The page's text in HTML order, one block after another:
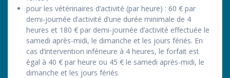
pour les vétérinaires d’activité (par heure) : 60 € par
demi-journée d’activité d’une durée minimale de 4
heures et 180 € par demi-journée d’activité effectuée le
samedi après-midi, le dimanche et les jours fériés. En
cas d’intervention inférieure à 4 heures, le forfait est
égal à 40 € par heure ou 45 € le samedi après-midi, le
dimanche et les jours fériés.